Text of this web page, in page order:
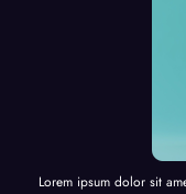
Lorem ipsum dolor sit